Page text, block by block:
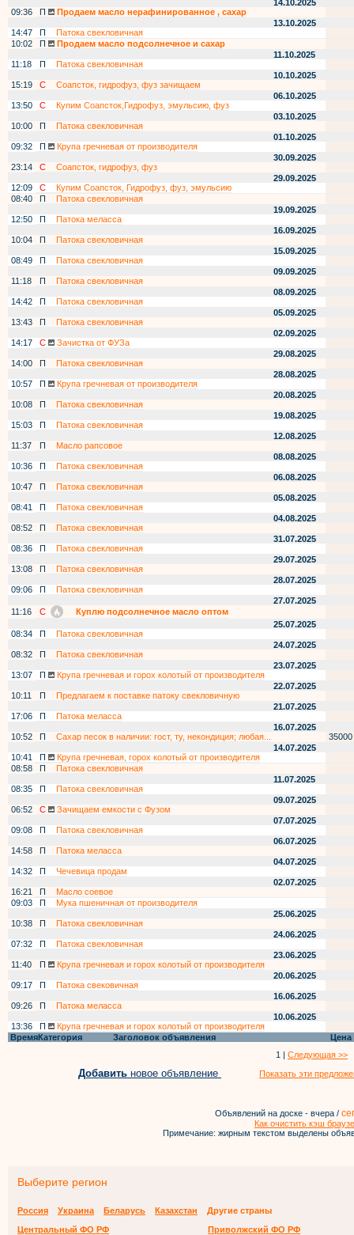
14.10.2025
09:36
П
Продаем масло нерафинированное , сахар
13.10.2025
14:47
П
Патока свекловичная
10:02
П
Продаем масло подсолнечное и сахар
11.10.2025
11:18
П
Патока свекловичная
10.10.2025
15:19
С
Соапсток, гидрофуз, фуз зачищаем
06.10.2025
13:50
С
Купим Соапсток,Гидрофуз, эмульсию, фуз
03.10.2025
10:00
П
Патока свекловичная
01.10.2025
09:32
П
Крупа гречневая от производителя
30.09.2025
23:14
С
Соапсток, гидрофуз, фуз
29.09.2025
12:09
С
Купим Соапсток, Гидрофуз, фуз, эмульсию
08:40
П
Патока свекловичная
19.09.2025
12:50
П
Патока меласса
16.09.2025
10:04
П
Патока свекловичная
15.09.2025
08:49
П
Патока свекловичная
09.09.2025
11:18
П
Патока свекловичная
08.09.2025
14:42
П
Патока свекловичная
05.09.2025
13:43
П
Патока свекловичная
02.09.2025
14:17
С
Зачистка от ФУЗа
29.08.2025
14:00
П
Патока свекловичная
28.08.2025
10:57
П
Крупа гречневая от производителя
20.08.2025
10:08
П
Патока свекловичная
19.08.2025
15:03
П
Патока свекловичная
12.08.2025
11:37
П
Масло рапсовое
08.08.2025
10:36
П
Патока свекловичная
06.08.2025
10:47
П
Патока свекловичная
05.08.2025
08:41
П
Патока свекловичная
04.08.2025
08:52
П
Патока свекловичная
31.07.2025
08:36
П
Патока свекловичная
29.07.2025
13:08
П
Патока свекловичная
28.07.2025
09:06
П
Патока свекловичная
27.07.2025
11:16
С
Куплю подсолнечное масло оптом
25.07.2025
08:34
П
Патока свекловичная
24.07.2025
08:32
П
Патока свекловичная
23.07.2025
13:07
П
Крупа гречневая и горох колотый от производителя
22.07.2025
10:11
П
Предлагаем к поставке патоку свекловичную
21.07.2025
17:06
П
Патока меласса
16.07.2025
10:52
П Сахар песок в наличии: гост, ту, некондиция; любая...
35000
14.07.2025
10:41
П
Крупа гречневая, горох колотый от производителя
08:58
П
Патока свекловичная
11.07.2025
08:35
П
Патока свекловичная
09.07.2025
06:52
С
Зачищаем емкости с Фузом
07.07.2025
09:08
П
Патока свекловичная
06.07.2025
14:58
П
Патока меласса
04.07.2025
14:32
П
Чечевица продам
02.07.2025
16:21
П
Масло соевое
09:03
П
Мука пшеничная от производителя
25.06.2025
10:38
П
Патока свекловичная
24.06.2025
07:32
П
Патока свекловичная
23.06.2025
11:40
П
Крупа гречневая и горох колотый от производителя
20.06.2025
09:17
П
Патока свековичная
16.06.2025
09:26
П
Патока меласса
10.06.2025
13:36
П
Крупа гречневая и горох колотый от производителя
ВремяКатегория Заголовок объявления
Цена
1 | Следующая >>
Добавить новое объявление Показать эти
Объявлений на доске - вчера /
Как очистить кэш
Примечание: жирным текстом выделены
Выберите регион
Россия Украина Беларусь Казахстан
Другие страны
Центральный ФО РФ
Приволжский ФО РФ